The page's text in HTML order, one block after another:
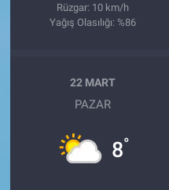
Rüzgar: 10 km/h
Yağış Olasılığı: %86
22 MART
PAZAR
8°